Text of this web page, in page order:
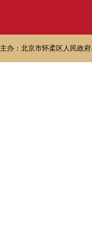
主办：北京市怀柔区人民政